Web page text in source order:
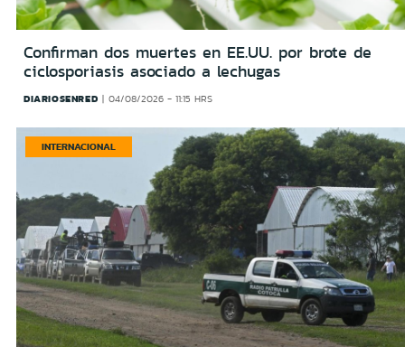
Confirman dos muertes en EE.UU. por brote de
ciclosporiasis asociado a lechugas
DIARIOSENRED 04/08/2026 - 11:15 HRS
INTERNACIONAL